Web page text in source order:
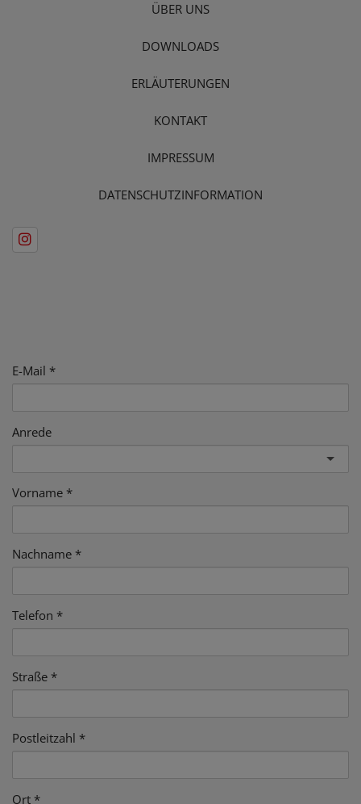
ÜBER UNS
DOWNLOADS
ERLÄUTERUNGEN
KONTAKT
IMPRESSUM
DATENSCHUTZINFORMATION
E-Mail
Anrede
Vorname
Nachname
Telefon
Straße
Postleitzahl
Ort